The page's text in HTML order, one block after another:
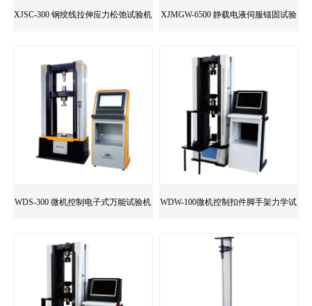
XJSC-300 钢绞线拉伸应力松弛试验机 XJMGW-6500 静载电液伺服锚固试验
WDS-300 微机控制电子式万能试验机 WDW-100微机控制扣件脚手架力学试
验机